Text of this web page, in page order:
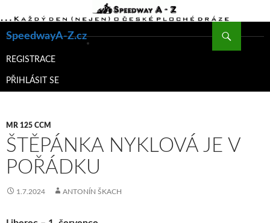
SpeedwayA-Z.cz
K
WEBU
REGISTRACE
PŘIHLÁSIT SE
MR 125 CCM
ŠTĚPÁNKA NYKLOVÁ JE V
POŘÁDKU
1.7.2024 ANTONÍN ŠKACH